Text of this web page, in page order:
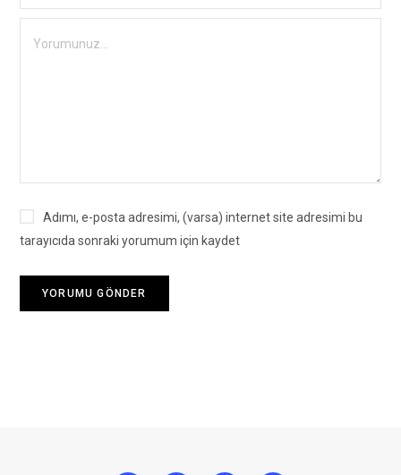
Adımı, e-posta adresimi, (varsa) internet site adresimi bu
tarayıcıda sonraki yorumum için kaydet